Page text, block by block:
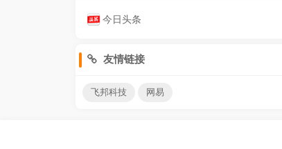
今日头条
友情链接
飞邦科技 网易